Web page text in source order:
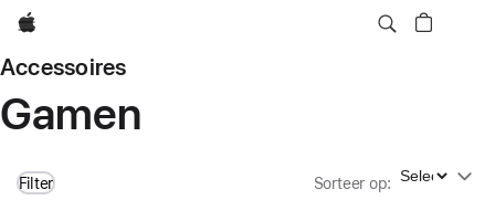
Apple
Accessoires
Gamen
Filter Sorteer op: Sorteer op